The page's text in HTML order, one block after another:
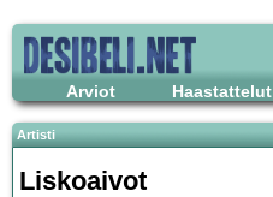
Arviot Haastattelut
Artisti
Liskoaivot